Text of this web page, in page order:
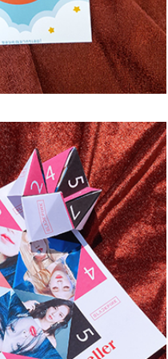
#intheoyeucau